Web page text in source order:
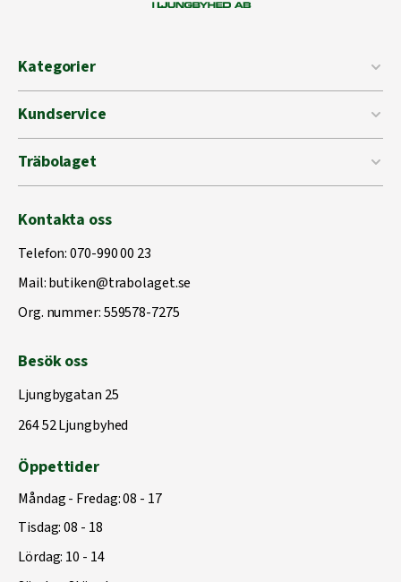
Kategorier
Kundservice
Träbolaget
Kontakta oss
Telefon:070-990 00 23
Mail:butiken@trabolaget.se
Org. nummer: 559578-7275
Besök oss
Ljungbygatan 25
264 52 Ljungbyhed
Öppettider
Måndag - Fredag: 08 - 17
Tisdag: 08 - 18
Lördag: 10 - 14